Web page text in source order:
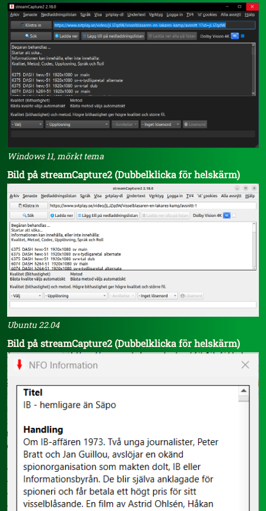
Windows 11, mörkt tema
Bild på streamCapture2 (Dubbelklicka för helskärm)
Ubuntu 22.04
Bild på streamCapture2 (Dubbelklicka för helskärm)